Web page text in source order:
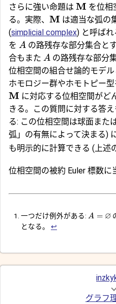
さらに強い命題は M を位相
る。実際、 M は適当な弧の
(simplicial complex) と呼ば
を A の路残存な部分集合とす
合もまた A の路残存な部分
位相空間の組合せ論的モデ
ホモロジー群やホモトピー
M に対応する位相空間がど
きる。この質問に対する答え
る: この位相空間は球面また
弧」の有無によって決まる)
も明示的に計算できる (上述
位相空間の被約 Euler 標数に
一つだけ例外がある: A = ∅
となる。 ↩︎
グラフ